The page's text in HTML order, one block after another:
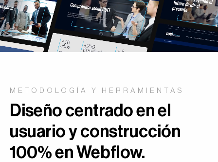
METODOLOGÍA Y HERRAMIENTAS
Diseño centrado en el
usuario y construcción
100% en Webflow.